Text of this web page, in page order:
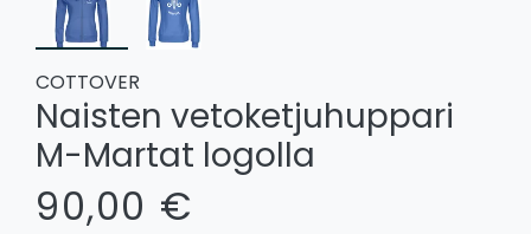
COTTOVER
Naisten vetoketjuhuppari
M-Martat logolla
90,00 €